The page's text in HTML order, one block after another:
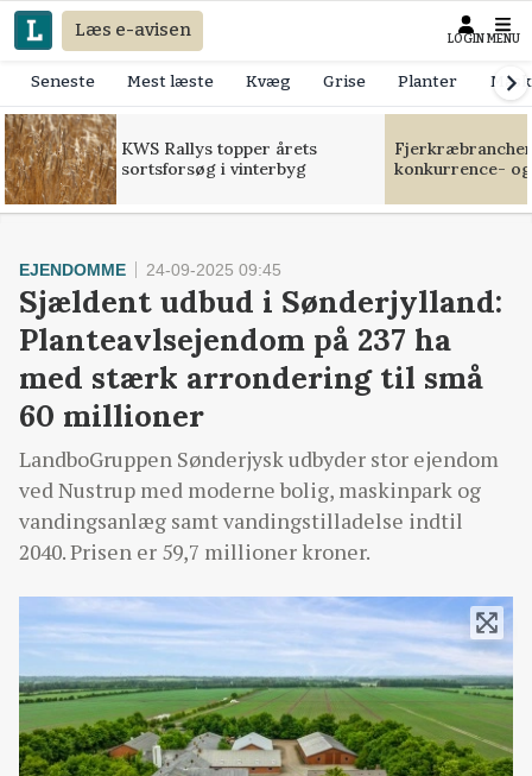
Læs e-avisen LOGIN MENU
Seneste Mest læste Kvæg Grise Planter
KWS Rallys topper årets
sortsforsøg i vinterbyg
konkurrence-
EJENDOMME 24-09-2025 09:45
Sjældent udbud i Sønderjylland:
Planteavlsejendom på 237 ha
med stærk arrondering til små
60 millioner
LandboGruppen Sønderjysk udbyder stor ejendom
ved Nustrup med moderne bolig, maskinpark og
vandingsanlæg samt vandingstilladelse indtil
2040. Prisen er 59,7 millioner kroner.